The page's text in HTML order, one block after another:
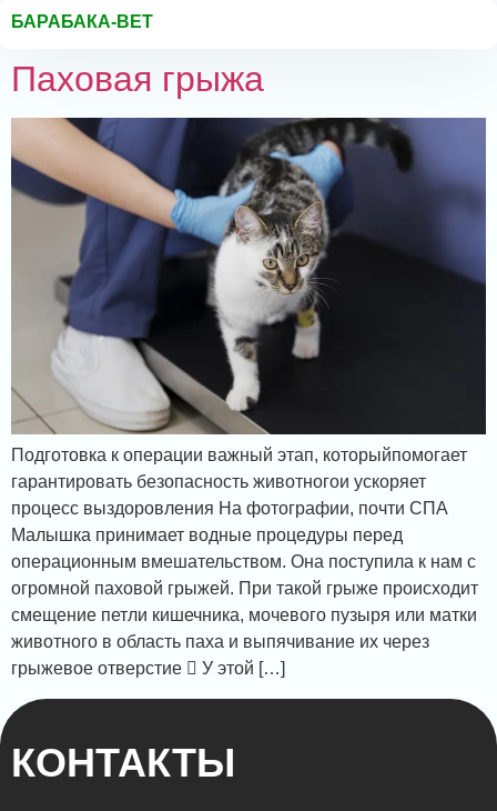
БАРАБАКА-ВЕТ
Паховая грыжа
Подготовка к операции важный этап, которыйпомогает
гарантировать безопасность животногои ускоряет
процесс выздоровления На фотографии, почти СПА
Малышка принимает водные процедуры перед
операционным вмешательством. Она поступила к нам с
огромной паховой грыжей. При такой грыже происходит
смещение петли кишечника, мочевого пузыря или матки
животного в область паха и выпячивание их через
грыжевое отверстие  У этой […]
КОНТАКТЫ